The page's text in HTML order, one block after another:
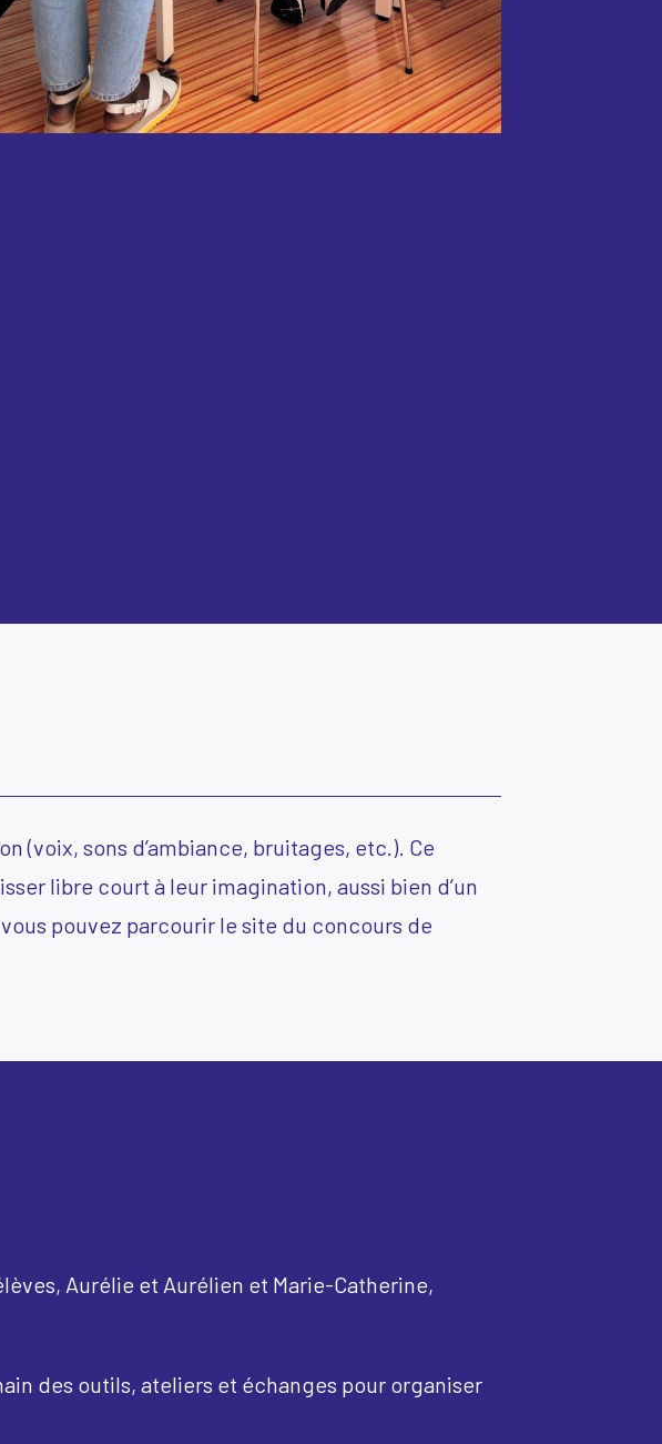
(voix, sons d’ambiance, bruitages, etc.). Ce
libre court à leur imagination, aussi bien d’un
pouvez parcourir le site du concours de
Aurélie et Aurélien et Marie-Catherine,
des outils, ateliers et échanges pour organiser